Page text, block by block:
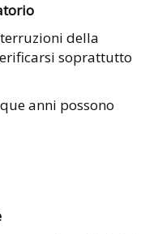
della
soprattutto
anni possono